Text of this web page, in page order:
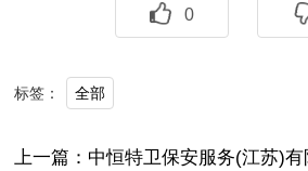
0
标签： 全部
上一篇：中恒特卫保安服务(江苏)有